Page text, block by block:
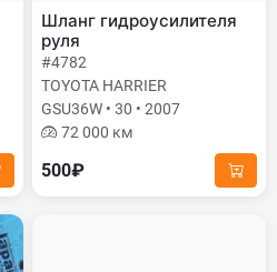
Шланг гидроусилителя
руля
#4782
TOYOTA HARRIER
GSU36W • 30 • 2007
72 000 км
500₽